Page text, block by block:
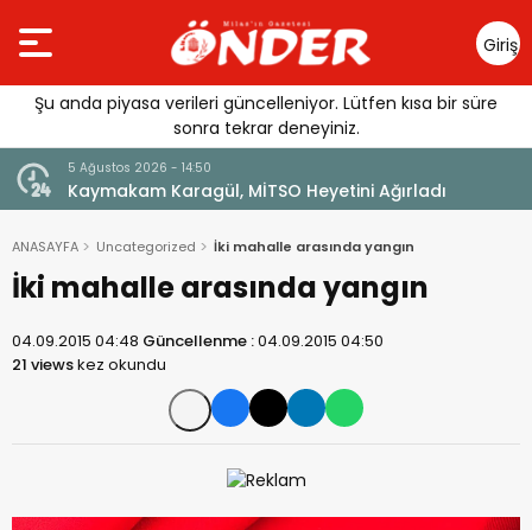
Giriş
Yap
Şu anda piyasa verileri güncelleniyor. Lütfen kısa bir süre
sonra tekrar deneyiniz.
5 Ağustos 2026 - 14:50
Kaymakam Karagül, MİTSO Heyetini Ağırladı
ANASAYFA Uncategorized İki mahalle arasında yangın
İki mahalle arasında yangın
04.09.2015 04:48 Güncellenme :04.09.2015 04:50
21 viewskez okundu